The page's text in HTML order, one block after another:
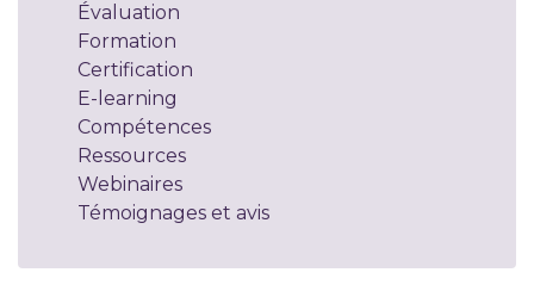
Évaluation
Formation
Certification
E-learning
Compétences
Ressources
Webinaires
Témoignages et avis